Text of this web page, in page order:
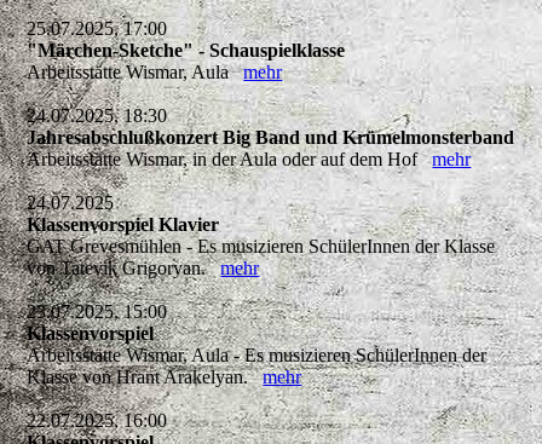
25.07.2025, 17:00
"Märchen-Sketche" - Schauspielklasse
Arbeitsstätte Wismar, Aulamehr
24.07.2025, 18:30
Jahresabschlußkonzert Big Band und Krümelmonsterband
Arbeitsstätte Wismar, in der Aula oder auf dem Hofmehr
24.07.2025
Klassenvorspiel Klavier
GAT Grevesmühlen - Es musizieren SchülerInnen der Klasse
von Tatevik Grigoryan.mehr
23.07.2025, 15:00
Klassenvorspiel
Arbeitsstätte Wismar, Aula - Es musizieren SchülerInnen der
Klasse von Hrant Arakelyan.mehr
22.07.2025, 16:00